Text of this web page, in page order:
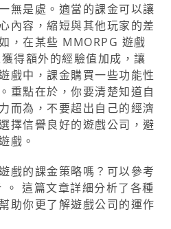
無是處。適當的課金可以讓
內容，縮短與其他玩家的差
，在某些 MMORPG 遊戲
得額外的經驗值加成，讓
戲中，課金購買一些功能性
重點在於，你要清楚知道自
而為，不要超出自己的經濟
擇信譽良好的遊戲公司，避
戲。
戲的課金策略嗎？可以參考
。 這篇文章詳細分析了各種
助你更了解遊戲公司的運作